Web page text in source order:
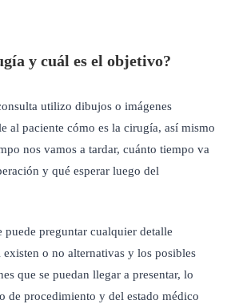
y cuál es el objetivo?
utilizo dibujos o imágenes
al paciente cómo es la cirugía, así mismo
nos vamos a tardar, cuánto tiempo va
y qué esperar luego del
preguntar cualquier detalle
o no alternativas y los posibles
que se puedan llegar a presentar, lo
de procedimiento y del estado médico